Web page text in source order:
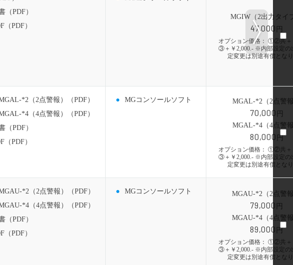
（PDF）
（PDF）
MGIW（2出力タイ
47,000 円
オプション価格： ①②共＋
③＋￥2,000.- ※内部設定の
定変更は別途有償とな
*2（2点警報）（PDF）
*4（4点警報）（PDF）
（PDF）
（PDF）
MGコンソールソフト MGAL-*2（2点警
70,000 円
MGAL-*4（4点警
80,000 円
オプション価格： ①②共＋
③＋￥2,000.- ※内部設定の
定変更は別途有償とな
*2（2点警報）（PDF）
*4（4点警報）（PDF）
（PDF）
（PDF）
MGコンソールソフト MGAU-*2（2点警
79,000 円
MGAU-*4（4点警
89,000 円
オプション価格： ①②共＋
③＋￥2,000.- ※内部設定の
定変更は別途有償とな